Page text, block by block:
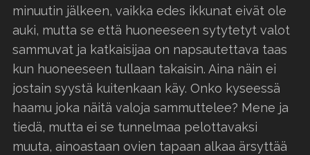
minuutin jälkeen, vaikka edes ikkunat eivät ole
auki, mutta se että huoneeseen sytytetyt valot
sammuvat ja katkaisijaa on napsautettava taas
kun huoneeseen tullaan takaisin. Aina näin ei
jostain syystä kuitenkaan käy. Onko kyseessä
haamu joka näitä valoja sammuttelee? Mene ja
tiedä, mutta ei se tunnelmaa pelottavaksi
muuta, ainoastaan ovien tapaan alkaa ärsyttää